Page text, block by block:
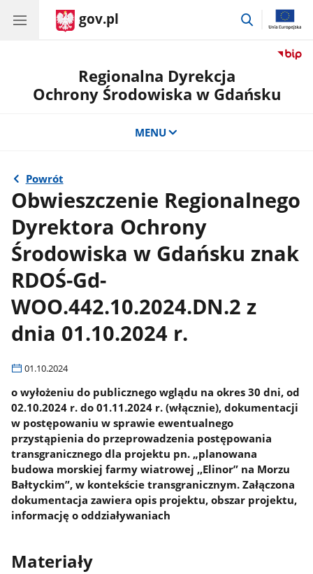
gov.pl
przejdź
Regionalna Dyrekcja
Ochrony Środowiska w Gdańsku
MENU
Powrót
Obwieszczenie Regionalnego
Dyrektora Ochrony
Środowiska w Gdańsku znak
RDOŚ-Gd-
WOO.442.10.2024.DN.2 z
dnia 01.10.2024 r.
01.10.2024
o wyłożeniu do publicznego wglądu na okres 30 dni, od
02.10.2024 r. do 01.11.2024 r. (włącznie), dokumentacji
w postępowaniu w sprawie ewentualnego
przystąpienia do przeprowadzenia postępowania
transgranicznego dla projektu pn. „planowana
budowa morskiej farmy wiatrowej ,,Elinor” na Morzu
Bałtyckim”, w kontekście transgranicznym. Załączona
dokumentacja zawiera opis projektu, obszar projektu,
informację o oddziaływaniach
Materiały